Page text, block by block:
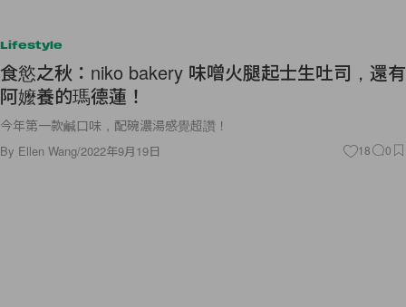
Lifestyle
食慾之秋：niko bakery 味噌火腿起士生吐司，還有
阿嬤養的瑪德蓮！
今年第一款鹹口味，配碗濃湯感覺超讚！
By Ellen Wang/2022年9月19日 18 0